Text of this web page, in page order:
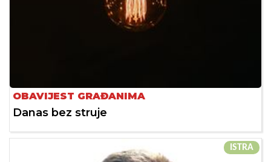
OBAVIJEST GRAĐANIMA
Danas bez struje
ISTRA